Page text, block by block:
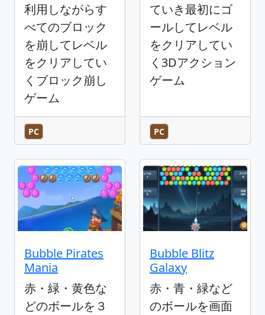
利用しながらす
べてのブロック
を崩してレベル
をクリアしてい
くブロック崩し
ゲーム
PC
ていき最初にゴ
ールしてレベル
をクリアしてい
く3Dアクション
ゲーム
PC
Bubble Pirates
Mania
赤・緑・黄色な
どのボールを３
Bubble Blitz
Galaxy
赤・青・緑など
のボールを画面